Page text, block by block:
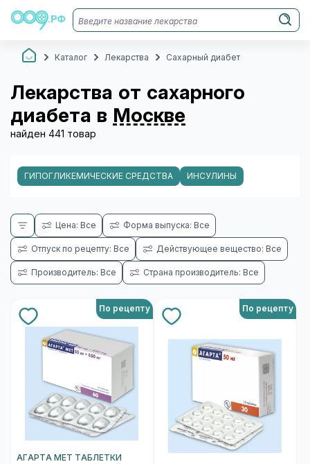
Каталог Лекарства Сахарный диабет
Лекарства от сахарного
диабета в Москве
найден 441 товар
ГИПОГЛИКЕМИЧЕСКИЕ СРЕДСТВА ИНСУЛИНЫ
Цена: Все Форма выпуска: Все
Отпуск по рецепту: Все Действующее вещество: Все
Производитель: Все Страна производитель: Все
По рецепту
АГАРТА МЕТ ТАБЛЕТКИ
По рецепту